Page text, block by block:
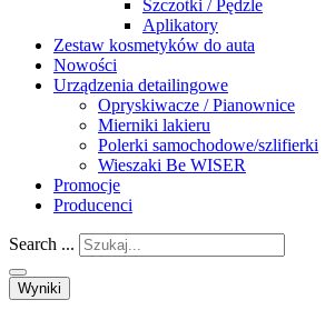
Szczotki / Pędzle
Aplikatory
Zestaw kosmetyków do auta
Nowości
Urządzenia detailingowe
Opryskiwacze / Pianownice
Mierniki lakieru
Polerki samochodowe/szlifierki
Wieszaki Be WISER
Promocje
Producenci
Search ...
Wyniki